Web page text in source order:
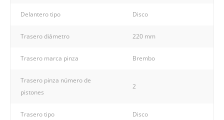
Delantero tipo Disco
Trasero diámetro 220 mm
Trasero marca pinza Brembo
Trasero pinza número de
pistones
2
Trasero tipo Disco